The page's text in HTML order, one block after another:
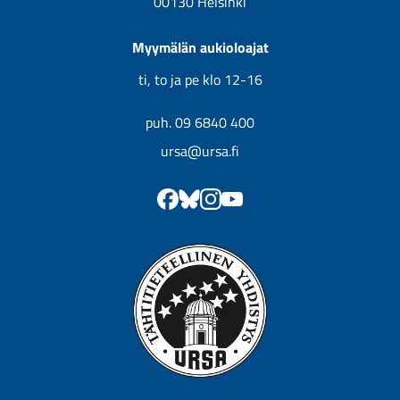
Myymälän aukioloajat
ti, to ja pe klo 12-16
puh. 09 6840 400
ursa@ursa.fi